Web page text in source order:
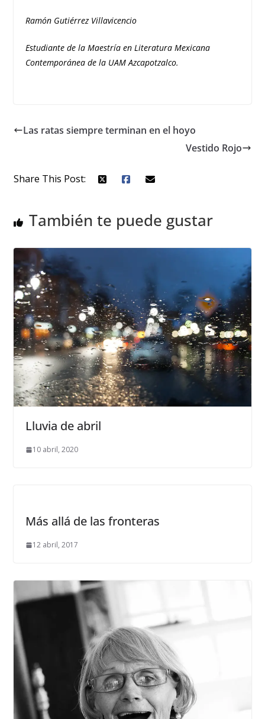
Ramón Gutiérrez Villavicencio
Estudiante de la Maestría en Literatura Mexicana
Contemporánea de la UAM Azcapotzalco.
Las ratas siempre terminan en el hoyo
Vestido Rojo
Share This Post:
También te puede gustar
Lluvia de abril
10 abril, 2020
Más allá de las fronteras
12 abril, 2017